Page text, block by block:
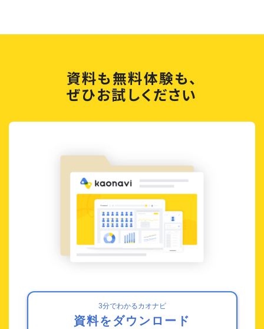
資料も無料体験も、
ぜひお試しください
3分でわかるカオナビ
資料をダウンロード